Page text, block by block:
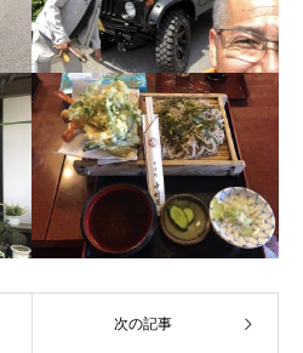
次の記事